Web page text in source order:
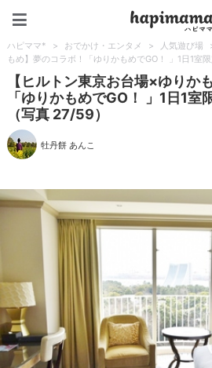
ハピママ* > おでかけ・エンタメ > 人気遊び場
もめ】夢のコラボ！「ゆりかもめでGO！ 」1日1室
【ヒルトン東京お台場×ゆりか
「ゆりかもめでGO！ 」1日1
（写真 27/59）
牡丹餅 あんこ